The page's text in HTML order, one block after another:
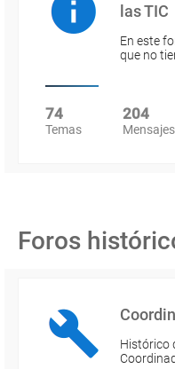
las TIC
En este
que no
74
Temas
204
Mensajes
Foros
Histórico